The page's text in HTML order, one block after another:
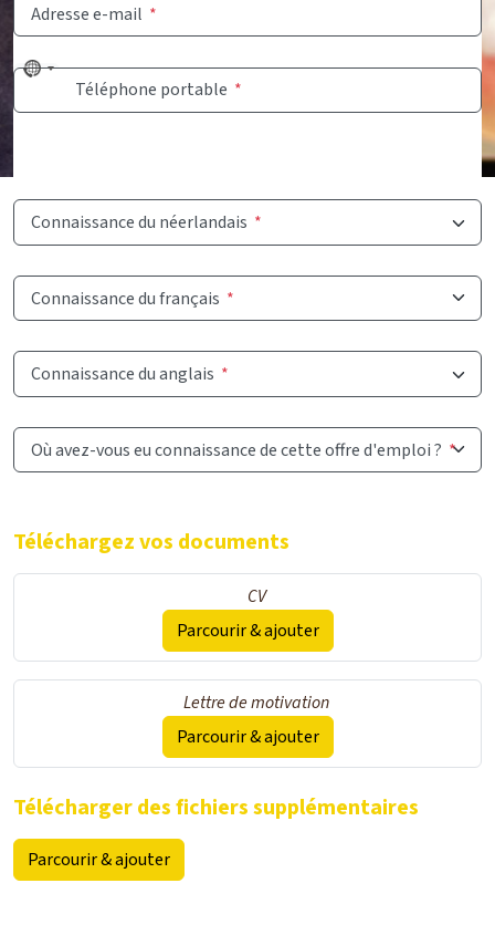
Adresse e-mail *
No
countryTéléphone portable *
Connaissance du néerlandais *
Connaissance du français *
Connaissance du anglais *
Où avez-vous eu connaissance de cette offre d'emploi ? *
Téléchargez vos documents
CV
Parcourir & ajouter
Lettre de motivation
Parcourir & ajouter
Télécharger des fichiers supplémentaires
Parcourir & ajouter